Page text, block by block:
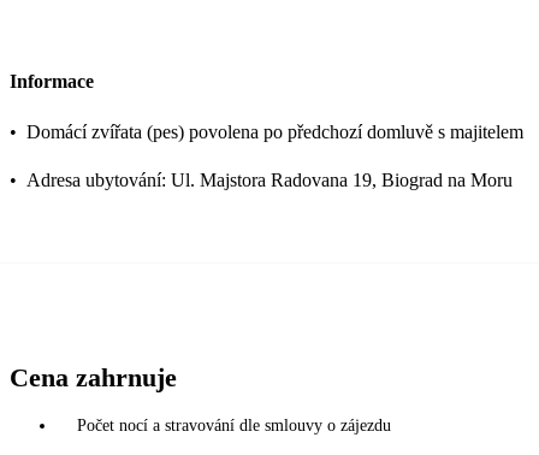
Informace
• Domácí zvířata (pes) povolena po předchozí domluvě s majitelem
• Adresa ubytování: Ul. Majstora Radovana 19, Biograd na Moru
Cena zahrnuje
Počet nocí a stravování dle smlouvy o zájezdu